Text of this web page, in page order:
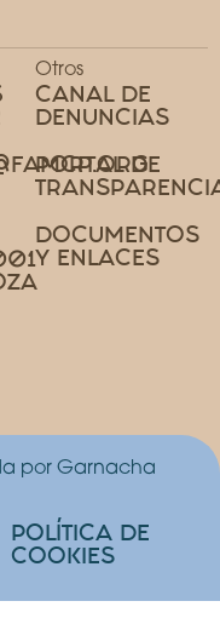
Otros
CANAL DE
DENUNCIAS
PORTAL DE
DOCUMENTOS
Y ENLACES
por Garnacha
POLÍTICA DE
COOKIES